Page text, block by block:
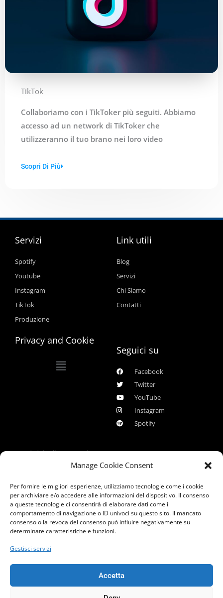
Manage Cookie Consent
Per fornire le migliori esperienze, utilizziamo tecnologie come i cookie
per archiviare e/o accedere alle informazioni del dispositivo. Il consenso
a queste tecnologie ci consentirà di elaborare dati come il
comportamento di navigazione o ID univoci su questo sito. Il mancato
consenso o la revoca del consenso può influire negativamente su
determinate caratteristiche e funzioni.
Gestisci servizi
Accetta
TikTok
Collaboriamo con i TikToker più seguiti. Abbiamo
accesso ad un network di TikToker che
utilizzeranno il tuo brano nei loro video
Scopri Di Più
Servizi
Spotify
Youtube
Instagram
TikTok
Produzione
Link utili
Blog
Servizi
Chi Siamo
Contatti
Privacy and Cookie
Main
Seguici su
Facebook
Twitter
YouTube
Instagram
Spotify
Iscriviti alla newsletter
Email
privacy
Acconsento al trattamento dei dati personali come da
policy privacy